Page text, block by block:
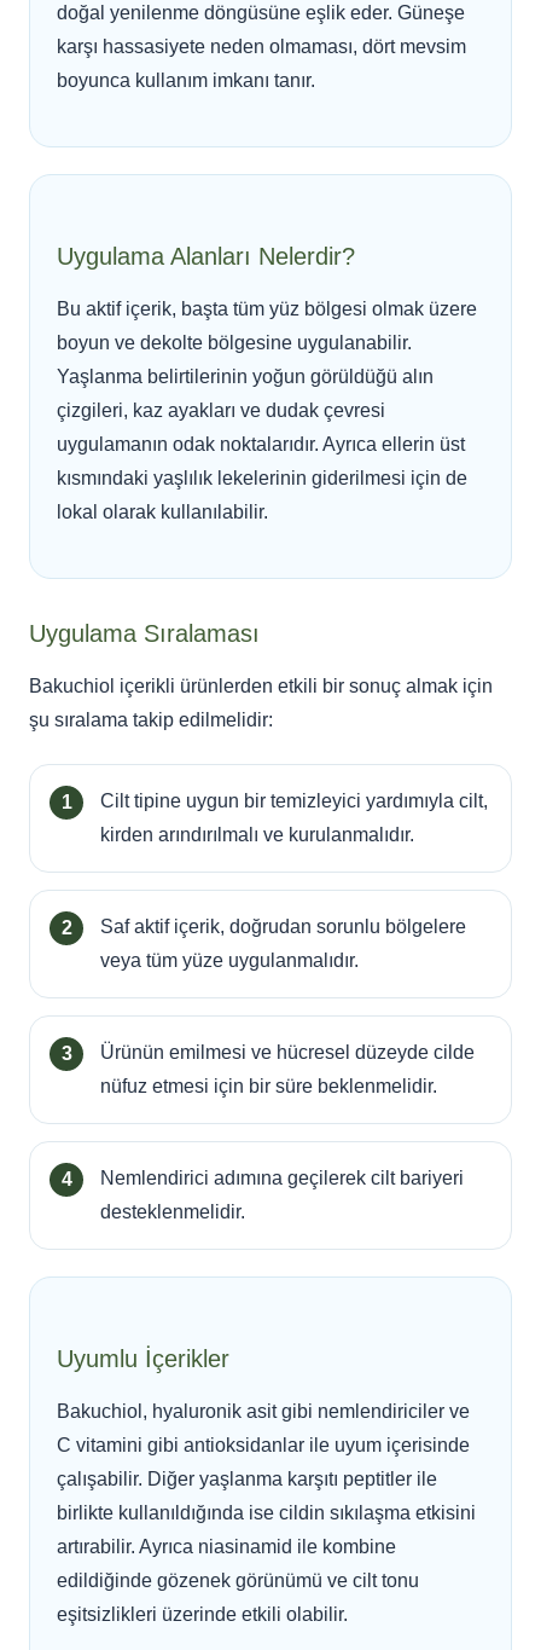
doğal yenilenme döngüsüne eşlik eder. Güneşe
karşı hassasiyete neden olmaması, dört mevsim
boyunca kullanım imkanı tanır.
Uygulama Alanları Nelerdir?
Bu aktif içerik, başta tüm yüz bölgesi olmak üzere
boyun ve dekolte bölgesine uygulanabilir.
Yaşlanma belirtilerinin yoğun görüldüğü alın
çizgileri, kaz ayakları ve dudak çevresi
uygulamanın odak noktalarıdır. Ayrıca ellerin üst
kısmındaki yaşlılık lekelerinin giderilmesi için de
lokal olarak kullanılabilir.
Uygulama Sıralaması
Bakuchiol içerikli ürünlerden etkili bir sonuç almak için
şu sıralama takip edilmelidir:
Cilt tipine uygun bir temizleyici yardımıyla cilt,
kirden arındırılmalı ve kurulanmalıdır.
Saf aktif içerik, doğrudan sorunlu bölgelere
veya tüm yüze uygulanmalıdır.
Ürünün emilmesi ve hücresel düzeyde cilde
nüfuz etmesi için bir süre beklenmelidir.
Nemlendirici adımına geçilerek cilt bariyeri
desteklenmelidir.
Uyumlu İçerikler
Bakuchiol, hyaluronik asit gibi nemlendiriciler ve
C vitamini gibi antioksidanlar ile uyum içerisinde
çalışabilir. Diğer yaşlanma karşıtı peptitler ile
birlikte kullanıldığında ise cildin sıkılaşma etkisini
artırabilir. Ayrıca niasinamid ile kombine
edildiğinde gözenek görünümü ve cilt tonu
eşitsizlikleri üzerinde etkili olabilir.